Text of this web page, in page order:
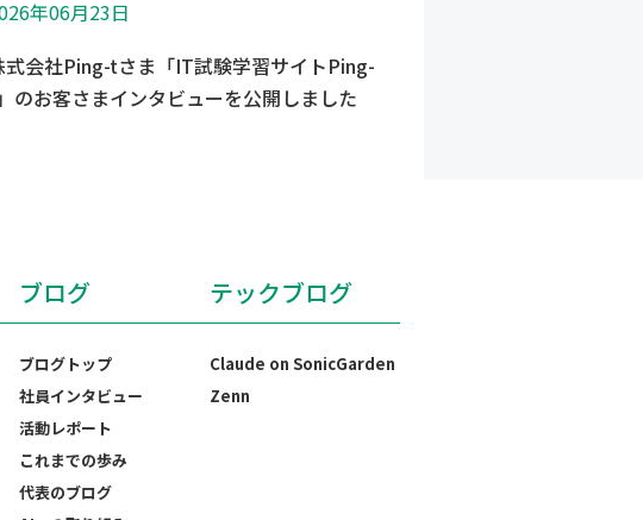
年06月23日
式会社Ping-tさま「IT試験学習サイトPing-
のお客さまインタビューを公開しました
ブログ
ブログトップ
社員インタビュー
活動レポート
これまでの歩み
代表のブログ
テックブログ
Claude on SonicGarden
Zenn